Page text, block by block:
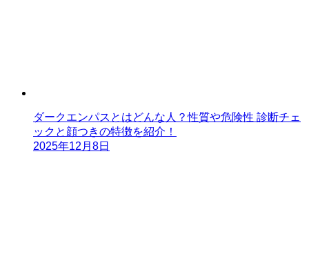
ダークエンパスとはどんな人？性質や危険性 診断チェ
ックと顔つきの特徴を紹介！
2025年12月8日